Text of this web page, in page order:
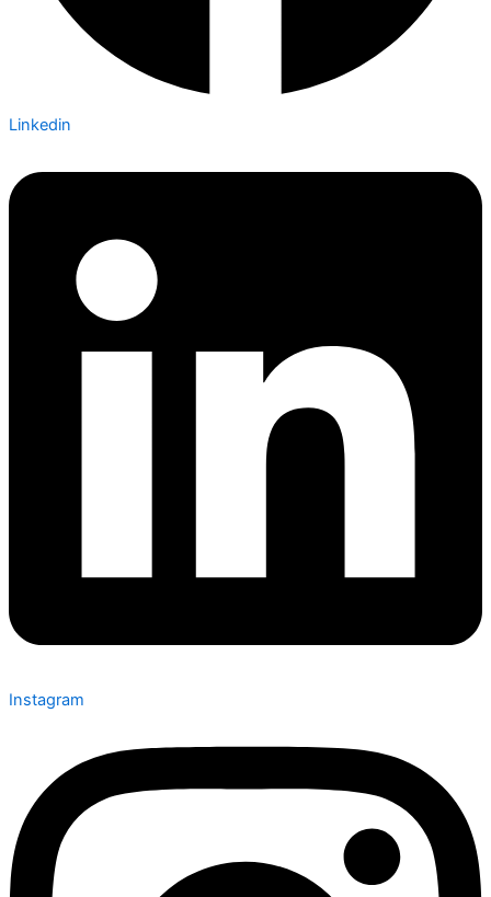
Linkedin
Instagram